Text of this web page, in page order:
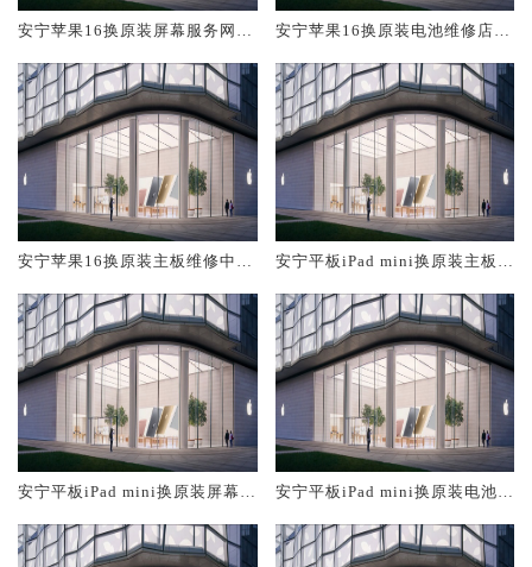
安宁苹果16换原装屏幕服务网点
安宁苹果16换原装电池维修店大
安宁苹果16换原装主板维修中心
安宁平板iPad mini换原装主板维
安宁平板iPad mini换原装屏幕服
安宁平板iPad mini换原装电池维